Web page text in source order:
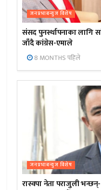
जनप्रभाबन्युज विशेष
संसद पुनर्स्थापनाका लागि
जाँदै कांग्रेस-एमाले
8 MONTHS पहिले
जनप्रभाबन्युज विशेष
रास्वपा नेता पराजुली